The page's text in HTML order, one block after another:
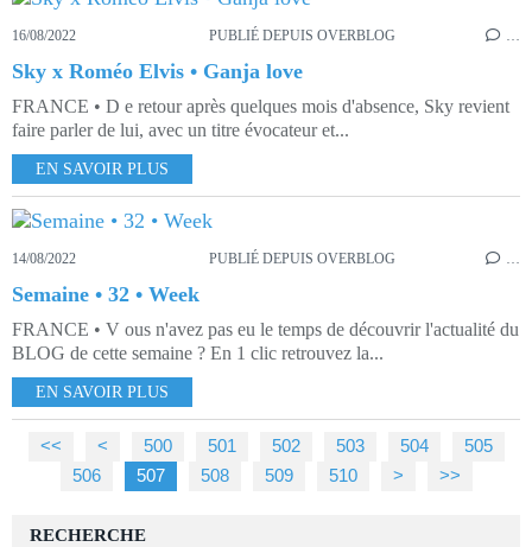
16/08/2022 PUBLIÉ DEPUIS OVERBLOG …
Sky x Roméo Elvis • Ganja love
FRANCE • D e retour après quelques mois d'absence, Sky revient
faire parler de lui, avec un titre évocateur et...
EN SAVOIR PLUS
14/08/2022 PUBLIÉ DEPUIS OVERBLOG …
Semaine • 32 • Week
FRANCE • V ous n'avez pas eu le temps de découvrir l'actualité du
BLOG de cette semaine ? En 1 clic retrouvez la...
EN SAVOIR PLUS
<< < 500 501 502 503 504
505
506
507 508 509 510 520
530
540
550
560
570
580
590
600
700
800
900
1000
> >>
RECHERCHE